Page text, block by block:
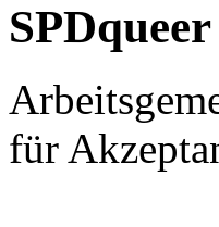
SPDqueer
für